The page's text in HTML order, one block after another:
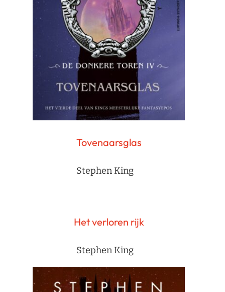
Tovenaarsglas
Stephen King
Het verloren rijk
Stephen King